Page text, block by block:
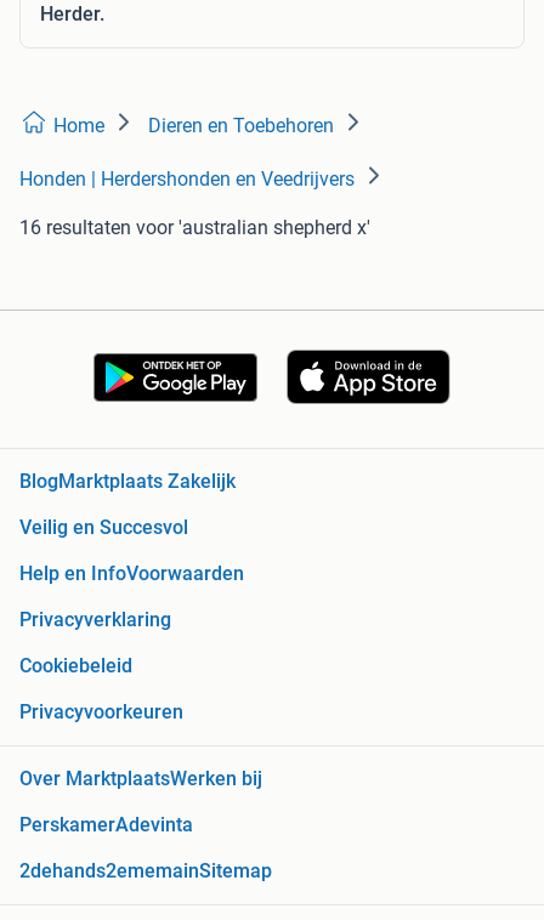
Herder.
Home Dieren en Toebehoren
Honden | Herdershonden en Veedrijvers
16 resultaten voor 'australian shepherd x'
BlogMarktplaats Zakelijk
Veilig en Succesvol
Help en InfoVoorwaarden
Privacyverklaring
Cookiebeleid
Privacyvoorkeuren
Over MarktplaatsWerken bij
PerskamerAdevinta
2dehands2ememainSitemap